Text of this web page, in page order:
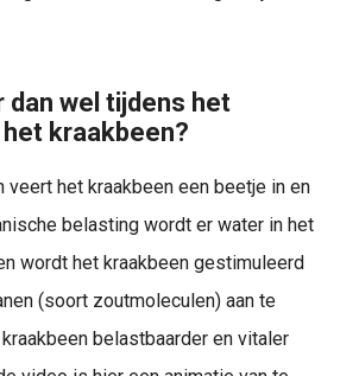
dan wel tijdens het
kraakbeen?
veert het kraakbeen een beetje in en
belasting wordt er water in het
wordt het kraakbeen gestimuleerd
(soort zoutmoleculen) aan te
belastbaarder en vitaler